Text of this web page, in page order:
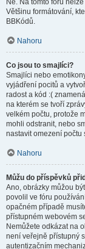
Ne. Na tomto fóru
Většinu formátování,
BBKódů.
Nahoru
Co jsou to smajlíci?
Smajlíci nebo
vyjádření pocitů a
radost a kód :(
na kterém se tvoří
velkém počtu, protože
mohli odstranit, nebo
nastavit omezení počtu
Nahoru
Můžu do příspěvků
Ano, obrázky můžou
povolil ve fóru
opačném případě
přístupném webovém
Nemůžete odkázat na
není veřejně přístupný
autentizačním